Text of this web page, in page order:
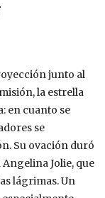
junto al
la estrella
en cuanto se
se
Su ovación duró
Jolie, que
lágrimas. Un